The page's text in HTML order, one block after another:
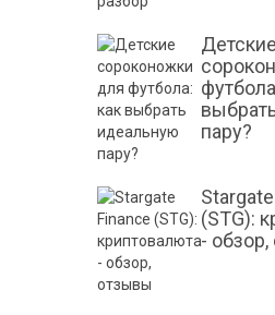
Детские
пару?
(STG):
-